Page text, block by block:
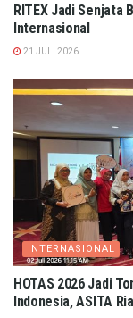
RITEX Jadi Senjata
Internasional
21 JULI 2026
INTERNASIONAL
HOTAS 2026 Jadi
Indonesia, ASITA